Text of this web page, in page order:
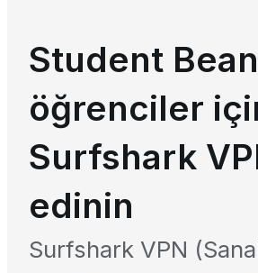
Student
öğrenciler
Surfshark
edinin
Surfshark VPN